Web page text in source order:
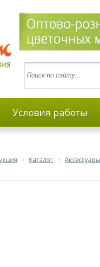
Условия работы
Каталог